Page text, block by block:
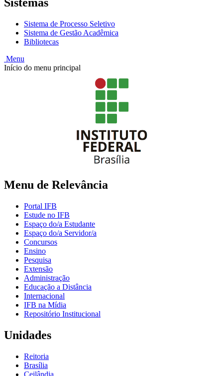
Sistemas
Sistema de Processo Seletivo
Sistema de Gestão Acadêmica
Bibliotecas
Menu
Início do menu principal
Menu de Relevância
Portal IFB
Estude no IFB
Espaço do/a Estudante
Espaço do/a Servidor/a
Concursos
Ensino
Pesquisa
Extensão
Administração
Educação a Distância
Internacional
IFB na Mídia
Repositório Institucional
Unidades
Reitoria
Brasília
Ceilândia